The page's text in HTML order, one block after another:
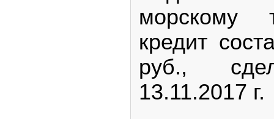
морскому
кредит
руб.,
13.11.2017 г.